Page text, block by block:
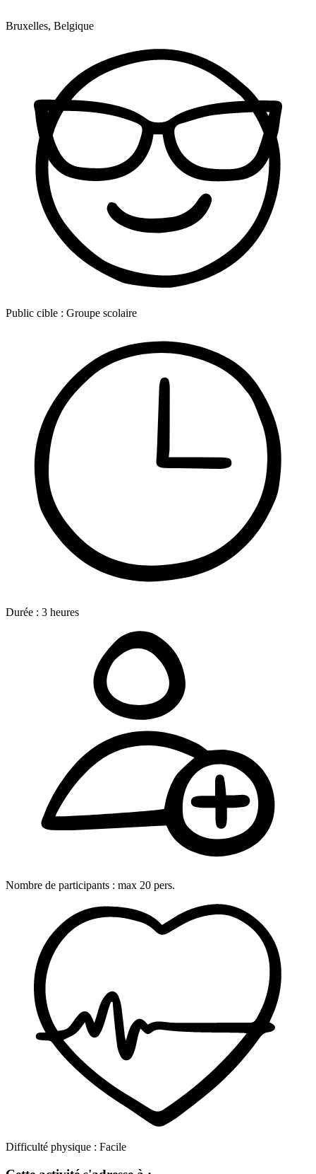
Bruxelles, Belgique
Public cible : Groupe scolaire
Durée : 3 heures
Nombre de participants : max 20 pers.
Difficulté physique : Facile